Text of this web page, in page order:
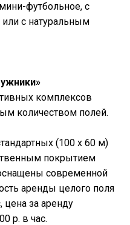
футбольное, с
с натуральным
комплексов
количеством полей.
(100 х 60 м)
покрытием
современной
аренды целого поля
цена за аренду
р. в час.